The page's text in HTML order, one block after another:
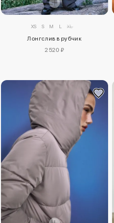
XS S M L XL
Лонгслив в рубчик
2520 ₽